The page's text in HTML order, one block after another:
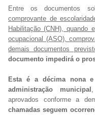
Entre os documentos
comprovante de
Habilitação (CNH), quando
ocupacional (ASO),
demais documentos
documento impedirá o
Esta é a décima nona e
administração municipal
aprovados conforme a
chamadas seguem